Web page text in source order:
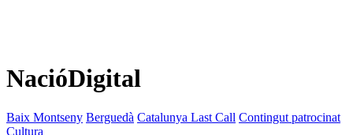
NacióDigital
Baix Montseny Berguedà Catalunya Last Call Contingut patrocinat
Cultura